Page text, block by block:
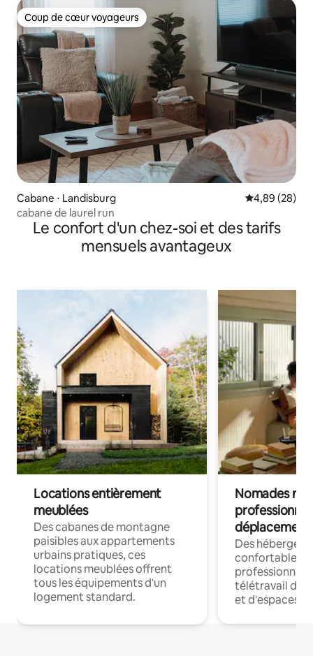
Coup de cœur voyageurs
Coup de cœur voyageurs
Cabane ⋅ Landisburg Évaluation
4,89 (28)
cabane de laurel run
Le confort d'un chez-soi et des tarifs
mensuels avantageux
Locations entièrement
meublées
Des cabanes de montagne
paisibles aux appartements
urbains pratiques, ces
locations meublées offrent
tous les équipements d'un
logement standard.
Nomades
déplacement
Des
confortables
professionnels
télétravail
et d'espaces